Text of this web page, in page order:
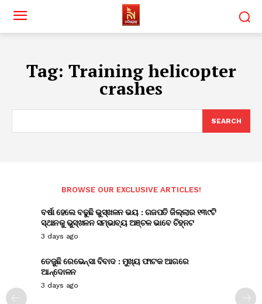
Tag: Training helicopter
crashes
SEARCH
BROWSE OUR EXCLUSIVE ARTICLES!
ବର୍ଷା ହେଲେ ବଢୁଛି ଭୁସ୍ଖଳନ ଭୟ : ଗଜପତି ଜିଲ୍ଲାର ୧୩୯ଟି
ସ୍ଥାନକୁ ଭୁସ୍ଖଳନ ସମ୍ଭାବ୍ୟ ଅଞ୍ଚଳ ଭାବେ ଚିହ୍ନଟ
3 days ago
ତେଜୁଛି ରେଭେନ୍ସା ବିବାଦ : ମୁଖ୍ୟ ଫାଟକ ଆଗରେ
ଆନ୍ଦୋଳନ
3 days ago